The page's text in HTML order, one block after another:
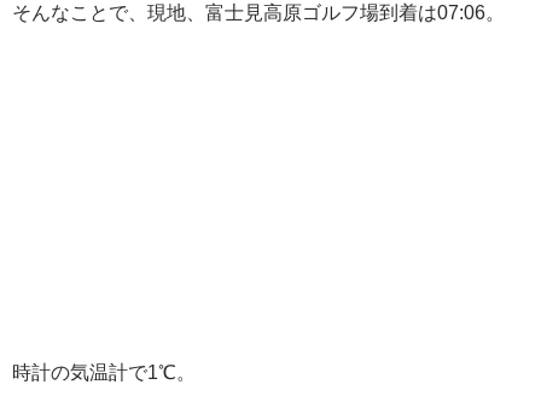
そんなことで、現地、富士見高原ゴルフ場到着は07:06。
時計の気温計で1℃。